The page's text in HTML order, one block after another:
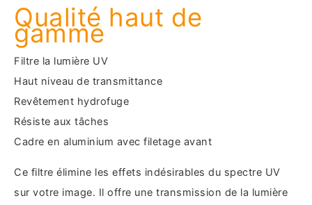
Protector
82mm
Qualité haut de
gamme
Filtre la lumière UV
Haut niveau de transmittance
Revêtement hydrofuge
Résiste aux tâches
Cadre en aluminium avec filetage avant
Ce filtre élimine les effets indésirables du spectre UV
sur votre image. Il offre une transmission de la lumière